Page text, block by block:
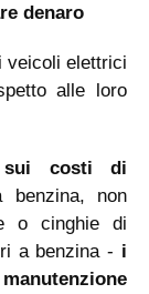
denaro
veicoli elettrici
alle loro
sui costi di
benzina, non
o cinghie di
a benzina - i